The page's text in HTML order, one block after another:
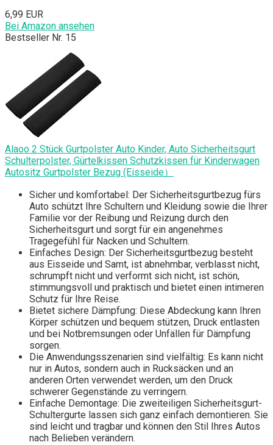
6,99 EUR
Bei Amazon ansehen
Bestseller Nr. 15
Alaoo 2 Stück Gurtpolster Auto Kinder, Auto Sicherheitsgurt
Schulterpolster, Gürtelkissen Schutzkissen für Kinderwagen
Autositz Gurtpolster Bezug (Eisseide）
Sicher und komfortabel: Der Sicherheitsgurtbezug fürs
Auto schützt Ihre Schultern und Kleidung sowie die Ihrer
Familie vor der Reibung und Reizung durch den
Sicherheitsgurt und sorgt für ein angenehmes
Tragegefühl für Nacken und Schultern.
Einfaches Design: Der Sicherheitsgurtbezug besteht
aus Eisseide und Samt, ist abnehmbar, verblasst nicht,
schrumpft nicht und verformt sich nicht, ist schön,
stimmungsvoll und praktisch und bietet einen intimeren
Schutz für Ihre Reise.
Bietet sichere Dämpfung: Diese Abdeckung kann Ihren
Körper schützen und bequem stützen, Druck entlasten
und bei Notbremsungen oder Unfällen für Dämpfung
sorgen.
Die Anwendungsszenarien sind vielfältig: Es kann nicht
nur in Autos, sondern auch in Rucksäcken und an
anderen Orten verwendet werden, um den Druck
schwerer Gegenstände zu verringern.
Einfache Demontage: Die zweiteiligen Sicherheitsgurt-
Schultergurte lassen sich ganz einfach demontieren. Sie
sind leicht und tragbar und können den Stil Ihres Autos
nach Belieben verändern.